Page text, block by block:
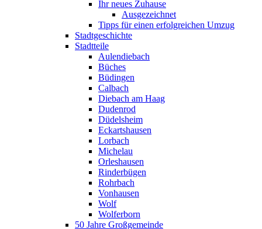
Ihr neues Zuhause
Ausgezeichnet
Tipps für einen erfolgreichen Umzug
Stadtgeschichte
Stadtteile
Aulendiebach
Büches
Büdingen
Calbach
Diebach am Haag
Dudenrod
Düdelsheim
Eckartshausen
Lorbach
Michelau
Orleshausen
Rinderbügen
Rohrbach
Vonhausen
Wolf
Wolferborn
50 Jahre Großgemeinde